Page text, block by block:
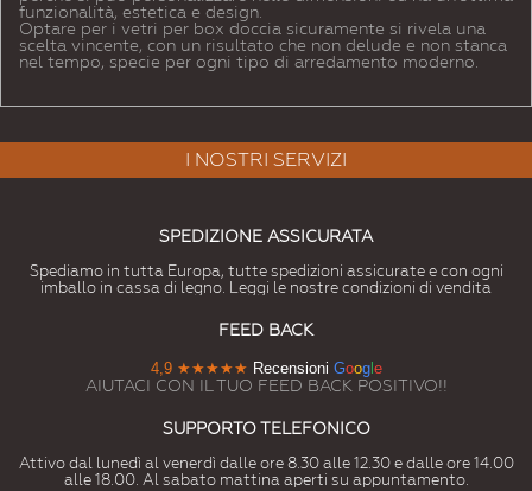
funzionalità, estetica e design.
Optare per i vetri per box doccia sicuramente si rivela una
scelta vincente, con un risultato che non delude e non stanca
nel tempo, specie per ogni tipo di arredamento moderno.
I NOSTRI SERVIZI
SPEDIZIONE ASSICURATA
Spediamo in tutta Europa, tutte spedizioni assicurate e con ogni
imballo in cassa di legno. Leggi le nostre condizioni di vendita
FEED BACK
4,9 ★★★★★ Recensioni Googl e
AIUTACI CON IL TUO FEED BACK POSITIVO!!
SUPPORTO TELEFONICO
Attivo dal lunedì al venerdì dalle ore 8.30 alle 12.30 e dalle ore 14.00
alle 18.00. Al sabato mattina aperti su appuntamento.